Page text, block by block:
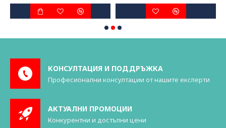
КОНСУЛТАЦИЯ И ПОДДРЪЖКА
Професионални консултации от нашите експерти
АКТУАЛНИ ПРОМОЦИИ
Конкурентни и достъпни цени